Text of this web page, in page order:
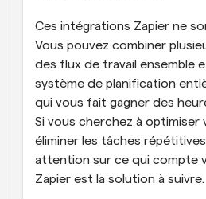
Ces intégrations Zapier ne
Vous pouvez combiner
des flux de travail ensemble
système de planification
qui vous fait gagner des
Si vous cherchez à optimiser
éliminer les tâches
attention sur ce qui compte
Zapier est la solution à suivre.